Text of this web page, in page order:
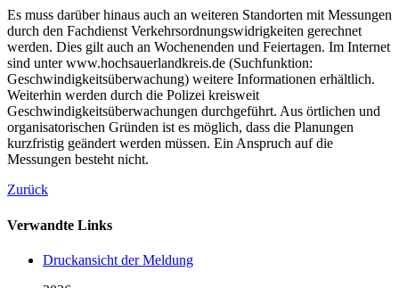
Es muss darüber hinaus auch an weiteren Standorten mit Messungen
durch den Fachdienst Verkehrsordnungswidrigkeiten gerechnet
werden. Dies gilt auch an Wochenenden und Feiertagen. Im Internet
sind unter www.hochsauerlandkreis.de (Suchfunktion:
Geschwindigkeitsüberwachung) weitere Informationen erhältlich.
Weiterhin werden durch die Polizei kreisweit
Geschwindigkeitsüberwachungen durchgeführt. Aus örtlichen und
organisatorischen Gründen ist es möglich, dass die Planungen
kurzfristig geändert werden müssen. Ein Anspruch auf die
Messungen besteht nicht.
Zurück
Verwandte Links
Druckansicht der Meldung